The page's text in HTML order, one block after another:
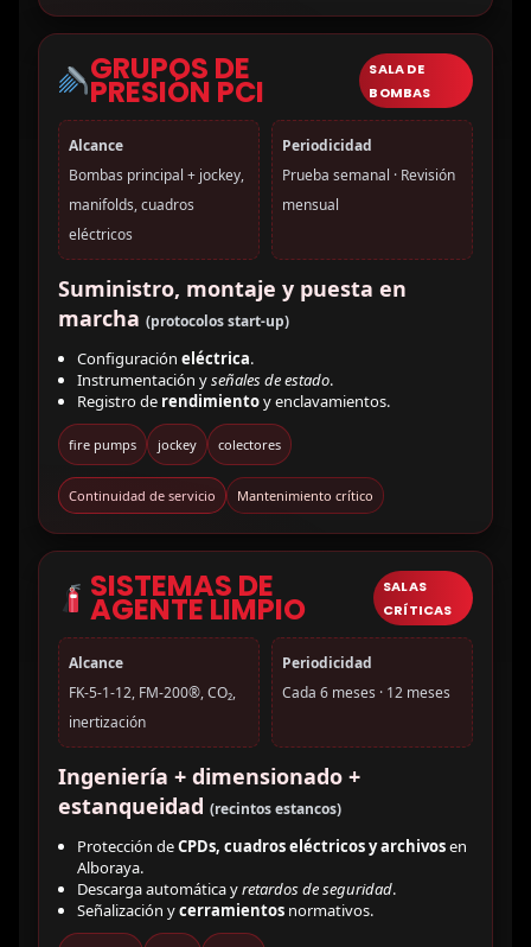
GRUPOS DE
PRESIÓN PCI
SALA DE
BOMBAS
Alcance
Bombas principal + jockey,
manifolds, cuadros
eléctricos
Periodicidad
Prueba semanal · Revisión
mensual
Suministro, montaje y puesta en
marcha (protocolos start-up)
Configuración eléctrica.
Instrumentación yseñales de estado.
Registro de rendimientoy enclavamientos.
fire pumps jockey colectores
Continuidad de servicio Mantenimiento crítico
SISTEMAS DE
AGENTE LIMPIO
SALAS
CRÍTICAS
Alcance
FK-5-1-12, FM-200®, CO₂,
inertización
Periodicidad
Cada 6 meses · 12 meses
Ingeniería + dimensionado +
estanqueidad (recintos estancos)
Protección deCPDs, cuadros eléctricos y archivosen
Alboraya.
Descarga automática yretardos de seguridad.
Señalización ycerramientosnormativos.